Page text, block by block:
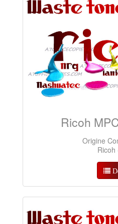
Ricoh
Origine
Ricoh